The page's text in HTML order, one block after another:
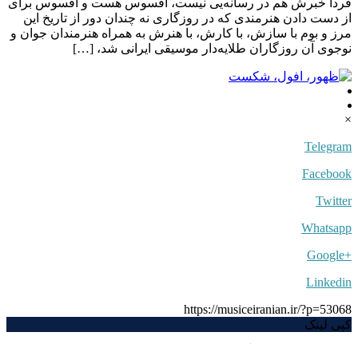
از دست دادن هنرمندی که در روزگاری نه چندان دور از تاریخ این
مرز و بوم با سازش، با کارش، با هنرش به همراه هنرمندان جوان و
نوجوی آن روزگاران طلایه‌دار موسیقی ایرانی شد، […]
×
Telegram
Facebook
Twitter
Whatsapp
+Google
Linkedin
https://musiceiranian.ir/?p=53068
کپی لینک